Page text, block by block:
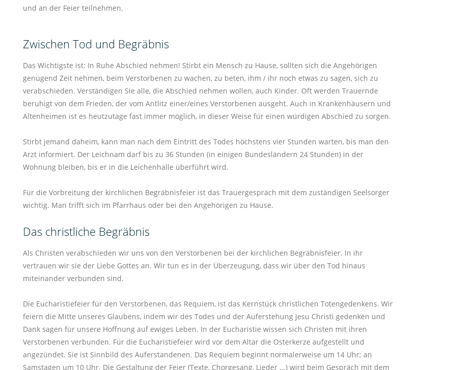
und an der Feier teilnehmen.
Zwischen Tod und Begräbnis
Das Wichtigste ist: In Ruhe Abschied nehmen! Stirbt ein Mensch zu Hause, sollten sich die Angehörigen
genügend Zeit nehmen, beim Verstorbenen zu wachen, zu beten, ihm / ihr noch etwas zu sagen, sich zu
verabschieden. Verständigen Sie alle, die Abschied nehmen wollen, auch Kinder. Oft werden Trauernde
beruhigt von dem Frieden, der vom Antlitz einer/eines Verstorbenen ausgeht. Auch in Krankenhäusern und
Altenheimen ist es heutzutage fast immer möglich, in dieser Weise für einen würdigen Abschied zu sorgen.
Stirbt jemand daheim, kann man nach dem Eintritt des Todes höchstens vier Stunden warten, bis man den
Arzt informiert. Der Leichnam darf bis zu 36 Stunden (in einigen Bundesländern 24 Stunden) in der
Wohnung bleiben, bis er in die Leichenhalle überführt wird.
Für die Vorbreitung der kirchlichen Begräbnisfeier ist das Trauergespräch mit dem zuständigen Seelsorger
wichtig. Man trifft sich im Pfarrhaus oder bei den Angehörigen zu Hause.
Das christliche Begräbnis
Als Christen verabschieden wir uns von den Verstorbenen bei der kirchlichen Begräbnisfeier. In ihr
vertrauen wir sie der Liebe Gottes an. Wir tun es in der Überzeugung, dass wir über den Tod hinaus
miteinander verbunden sind.
Die Eucharistiefeier für den Verstorbenen, das Requiem, ist das Kernstück christlichen Totengedenkens. Wir
feiern die Mitte unseres Glaubens, indem wir des Todes und der Auferstehung Jesu Christi gedenken und
Dank sagen für unsere Hoffnung auf ewiges Leben. In der Eucharistie wissen sich Christen mit ihren
Verstorbenen verbunden. Für die Eucharistiefeier wird vor dem Altar die Osterkerze aufgestellt und
angezündet. Sie ist Sinnbild des Auferstandenen. Das Requiem beginnt normalerweise um 14 Uhr; an
Samstagen um 10 Uhr. Die Gestaltung der Feier (Texte, Chorgesang, Lieder ...) wird beim Gespräch mit dem